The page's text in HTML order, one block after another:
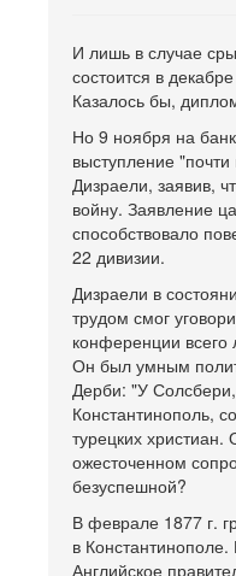
И лишь в случае
состоится в
Казалось бы,
Но 9 ноября на
выступление
Дизраели, заявив,
войну. Заявление
способствовало
22 дивизии.
Дизраели в
трудом смог
конференции всего
Он был умным
Дерби: "У Солсбери,
Константинополь,
турецких христиан.
ожесточенном
безуспешной?
В феврале 1877 г.
в
Английское